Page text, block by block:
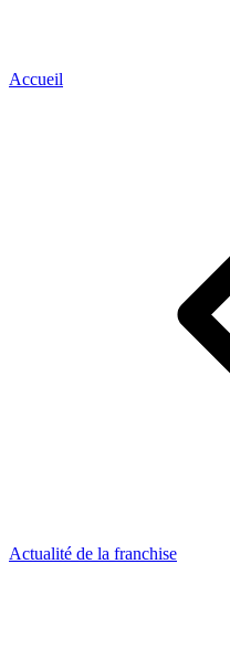
Accueil
Actualité de la franchise